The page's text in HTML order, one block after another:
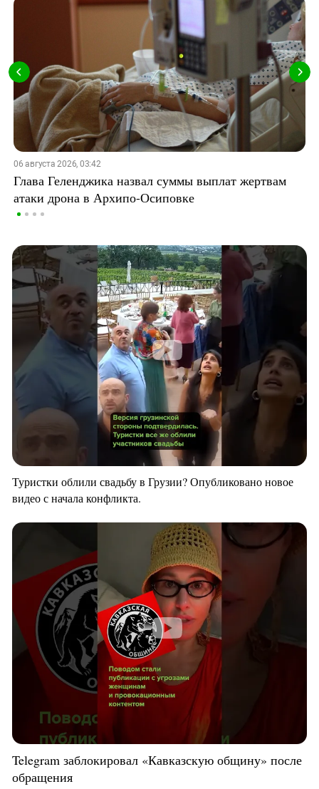
06 августа 2026, 03:42
Глава Геленджика назвал суммы выплат жертвам
атаки дрона в Архипо-Осиповке
Туристки облили свадьбу в Грузии? Опубликовано новое
видео с начала конфликта.
Telegram заблокировал «Кавказскую общину» после
обращения